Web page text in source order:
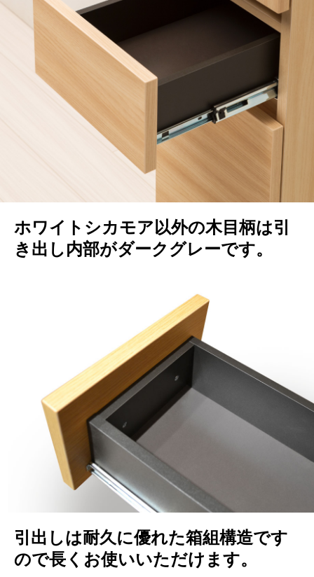
ホワイトシカモア以外の木目柄は引
き出し内部がダークグレーです。
引出しは耐久に優れた箱組構造です
ので長くお使いいただけます。